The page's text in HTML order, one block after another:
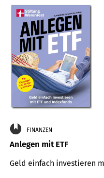
FINANZEN
Anlegen mit ETF
Geld einfach investieren